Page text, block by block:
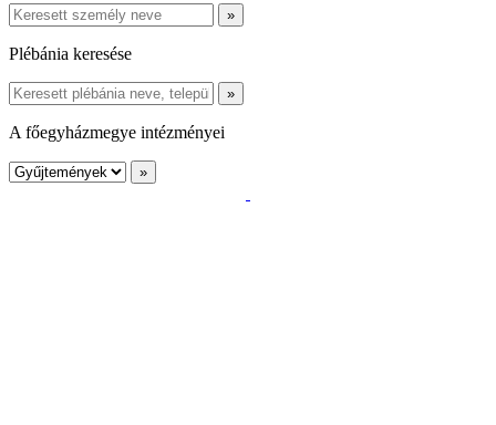
Plébánia keresése
A főegyházmegye intézményei